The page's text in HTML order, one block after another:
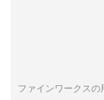
ファインワークス